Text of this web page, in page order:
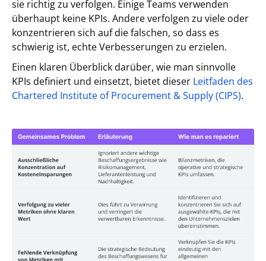
sie richtig zu verfolgen. Einige Teams verwenden
überhaupt keine KPIs. Andere verfolgen zu viele oder
konzentrieren sich auf die falschen, so dass es
schwierig ist, echte Verbesserungen zu erzielen.
Einen klaren Überblick darüber, wie man sinnvolle
KPIs definiert und einsetzt, bietet dieser Leitfaden des
Chartered Institute of Procurement & Supply (CIPS).